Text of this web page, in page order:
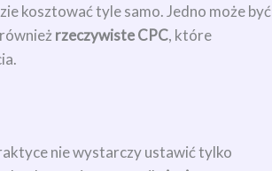
kosztować tyle samo. Jedno może być
rzeczywiste CPC, które
nie wystarczy ustawić tylko